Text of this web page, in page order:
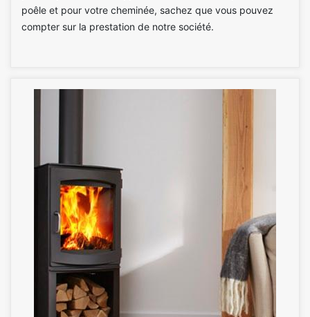
poêle et pour votre cheminée, sachez que vous pouvez
compter sur la prestation de notre société.